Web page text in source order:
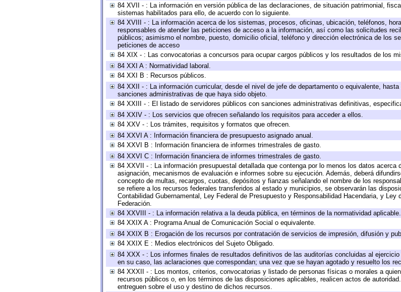
84 XVII - : La información en versión pública de las declaraciones, de situación patrimonial,
sistemas habilitados para ello, de acuerdo con lo siguiente.
84 XVIII - : La información acerca de los sistemas, procesos, oficinas, ubicación, teléfonos,
responsables de atender las peticiones de acceso a la información, así como las solicitudes
públicos; asimismo el nombre, puesto, domicilio oficial, teléfono y dirección electrónica de los
peticiones de acceso
84 XIX - : Las convocatorias a concursos para ocupar cargos públicos y los resultados de los
84 XXI A : Normatividad laboral.
84 XXI B : Recursos públicos.
84 XXII - : La información curricular, desde el nivel de jefe de departamento o equivalente,
sanciones administrativas de que haya sido objeto.
84 XXIII - : El listado de servidores públicos con sanciones administrativas definitivas,
84 XXIV - : Los servicios que ofrecen señalando los requisitos para acceder a ellos.
84 XXV - : Los trámites, requisitos y formatos que ofrecen.
84 XXVI A : Información financiera de presupuesto asignado anual.
84 XXVI B : Información financiera de informes trimestrales de gasto.
84 XXVI C : Información financiera de informes trimestrales de gasto.
84 XXVII - : La información presupuestal detallada que contenga por lo menos los datos
asignación, mecanismos de evaluación e informes sobre su ejecución. Además, deberá
concepto de multas, recargos, cuotas, depósitos y fianzas señalando el nombre de los
se refiere a los recursos federales transferidos al estado y municipios, se observarán las
Contabilidad Gubernamental, Ley Federal de Presupuesto y Responsabilidad Hacendaria, y
Federación.
84 XXVIII - : La información relativa a la deuda pública, en términos de la normatividad aplicable.
84 XXIX A : Programa Anual de Comunicación Social o equivalente.
84 XXIX B : Erogación de los recursos por contratación de servicios de impresión, difusión y
84 XXIX E : Medios electrónicos del Sujeto Obligado.
84 XXX - : Los informes finales de resultados definitivos de las auditorías concluidas al
en su caso, las aclaraciones que correspondan; una vez que se hayan agotado y resuelto los
84 XXXII - : Los montos, criterios, convocatorias y listado de personas físicas o morales a
recursos públicos o, en los términos de las disposiciones aplicables, realicen actos de
entreguen sobre el uso y destino de dichos recursos.